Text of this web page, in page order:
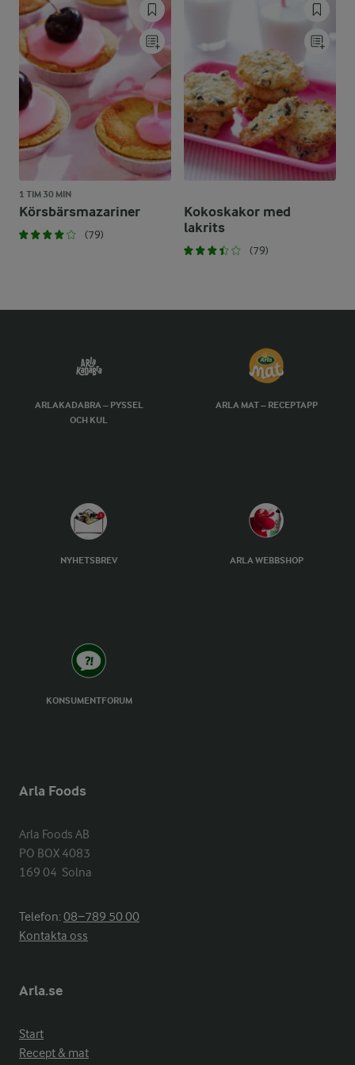
1 TIM 30 MIN
Körsbärsmazariner
(79)
Kokoskakor med
lakrits
(79)
ARLAKADABRA – PYSSEL
OCH KUL
ARLA MAT – RECEPTAPP
NYHETSBREV ARLA WEBBSHOP
KONSUMENTFORUM
Arla Foods
Arla Foods AB
PO BOX 4083
169 04  Solna
Telefon:08−789 50 00
Kontakta oss
Arla.se
Start
Recept & mat